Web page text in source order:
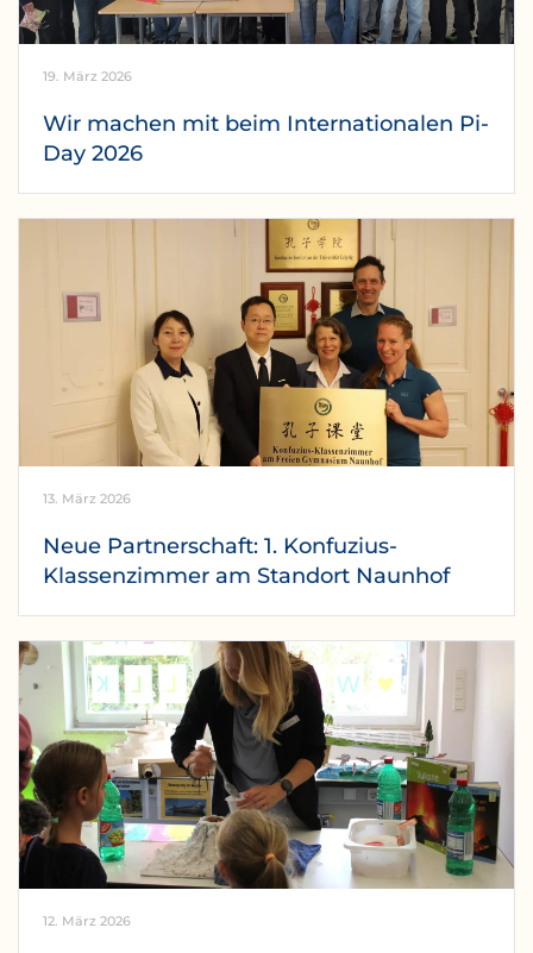
19. März 2026
Wir machen mit beim Internationalen Pi-
Day 2026
13. März 2026
Neue Partnerschaft: 1. Konfuzius-
Klassenzimmer am Standort Naunhof
12. März 2026